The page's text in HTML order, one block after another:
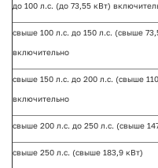
до 100 л.с. (до 73,55 кВт)
свыше 100 л.с. до 150 л.с. (свыше
включительно
свыше 150 л.с. до 200 л.с. (свыше
включительно
свыше 200 л.с. до 250 л.с. (свыше
свыше 250 л.с. (свыше 183,9 кВт)